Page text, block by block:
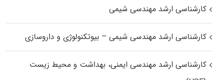
کارشناسی ارشد مهندسی شیمی
کارشناسی ارشد مهندسی شیمی – بیوتکنولوژی و داروسازی
کارشناسی ارشد مهندسی ایمنی، بهداشت و محیط زیست